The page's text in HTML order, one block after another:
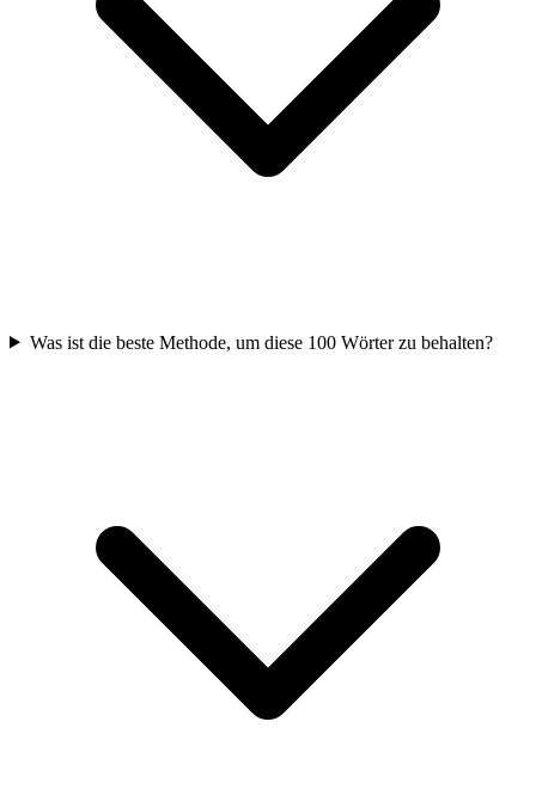
Was ist die beste Methode, um diese 100 Wörter zu behalten?